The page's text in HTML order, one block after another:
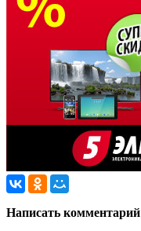
Написать комментарий